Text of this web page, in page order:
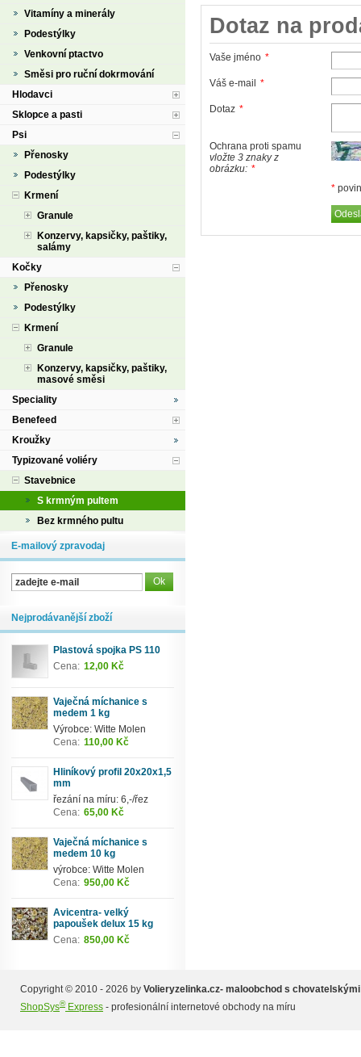
Dotaz na
Vaše jméno *
Váš e-mail *
Dotaz *
Ochrana proti spamu
vložte 3 znaky z
obrázku: *
*
Vitamíny a minerály
Podestýlky
Venkovní ptactvo
Směsi pro ruční dokrmování
Hlodavci
Sklopce a pasti
Psi
Přenosky
Podestýlky
Krmení
Granule
Konzervy, kapsičky, paštiky,
salámy
Kočky
Přenosky
Podestýlky
Krmení
Granule
Konzervy, kapsičky, paštiky,
masové směsi
Speciality
Benefeed
Kroužky
Typizované voliéry
Stavebnice
S krmným pultem
Bez krmného pultu
E-mailový zpravodaj
Nejprodávanější zboží
Plastová spojka PS 110
Cena: 12,00 Kč
Vaječná míchanice s
medem 1 kg
Výrobce: Witte Molen
Cena: 110,00 Kč
Hliníkový profil 20x20x1,5
mm
řezání na míru: 6,-/řez
Cena: 65,00 Kč
Vaječná míchanice s
medem 10 kg
výrobce: Witte Molen
Cena: 950,00 Kč
Avicentra- velký
papoušek delux 15 kg
Cena: 850,00 Kč
Copyright © 2010 - 2026 by Volieryzelinka.cz- maloobchod s
ShopSys®Express - profesionální internetové obchody na míru